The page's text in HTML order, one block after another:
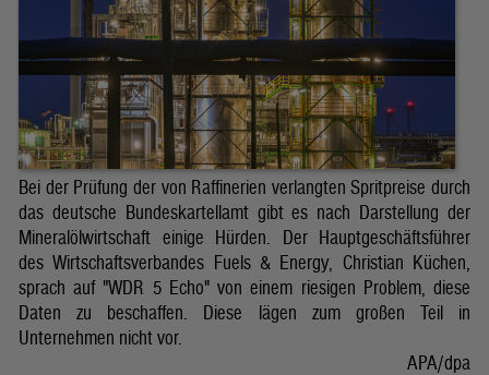
Bei der Prüfung der von Raffinerien verlangten Spritpreise durch
das deutsche Bundeskartellamt gibt es nach Darstellung der
Mineralölwirtschaft einige Hürden. Der Hauptgeschäftsführer
des Wirtschaftsverbandes Fuels & Energy, Christian Küchen,
sprach auf "WDR 5 Echo" von einem riesigen Problem, diese
Daten zu beschaffen. Diese lägen zum großen Teil in
Unternehmen nicht vor.
APA/dpa